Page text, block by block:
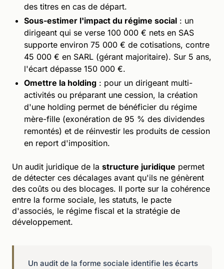
des titres en cas de départ.
Sous-estimer l'impact du régime social : un
dirigeant qui se verse 100 000 € nets en SAS
supporte environ 75 000 € de cotisations, contre
45 000 € en SARL (gérant majoritaire). Sur 5 ans,
l'écart dépasse 150 000 €.
Omettre la holding : pour un dirigeant multi-
activités ou préparant une cession, la création
d'une holding permet de bénéficier du régime
mère-fille (exonération de 95 % des dividendes
remontés) et de réinvestir les produits de cession
en report d'imposition.
Un audit juridique de la structure juridique permet
de détecter ces décalages avant qu'ils ne génèrent
des coûts ou des blocages. Il porte sur la cohérence
entre la forme sociale, les statuts, le pacte
d'associés, le régime fiscal et la stratégie de
développement.
Un audit de la forme sociale identifie les écarts